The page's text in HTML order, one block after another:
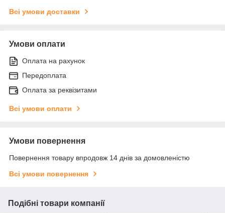
Всі умови доставки
Умови оплати
Оплата на рахунок
Передоплата
Оплата за реквізитами
Всі умови оплати
Умови повернення
Повернення товару впродовж 14 днів за домовленістю
Всі умови повернення
Подібні товари компанії